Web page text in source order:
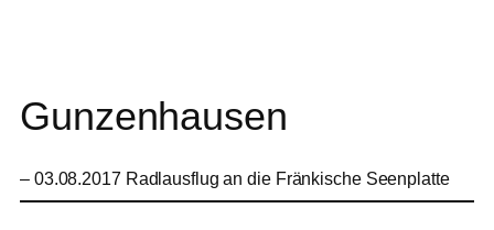
Gunzenhausen
– 03.08.2017 Radlausflug an die Fränkische Seenplatte